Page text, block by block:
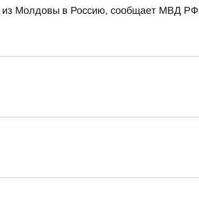
из Молдовы в Россию, сообщает МВД РФ